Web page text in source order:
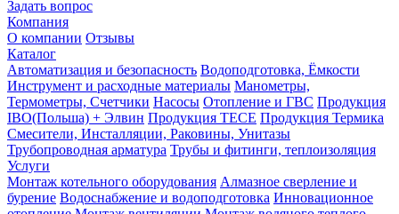
Задать вопрос
Компания
О компании Отзывы
Каталог
Автоматизация и безопасность Водоподготовка, Ёмкости
Инструмент и расходные материалы Манометры,
Термометры, Счетчики Насосы Отопление и ГВС Продукция
IBO(Польша) + Элвин Продукция TECE Продукция Термика
Смесители, Инсталляции, Раковины, Унитазы
Трубопроводная арматура Трубы и фитинги, теплоизоляция
Услуги
Монтаж котельного оборудования Алмазное сверление и
бурение Водоснабжение и водоподготовка Инновационное